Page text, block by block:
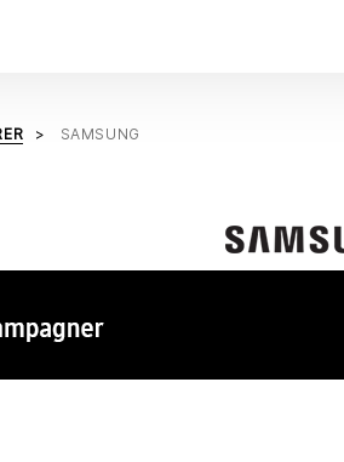
SAMSUNG